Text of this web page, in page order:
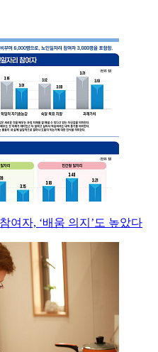
여자, ‘배움 의지’도 높았다